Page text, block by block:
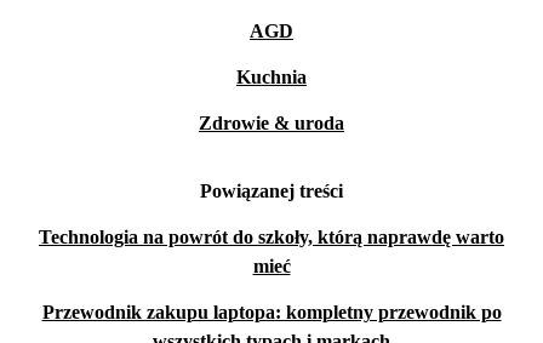
AGD
Kuchnia
Zdrowie & uroda
Powiązanej treści
Technologia na powrót do szkoły, którą naprawdę warto
mieć
Przewodnik zakupu laptopa: kompletny przewodnik po